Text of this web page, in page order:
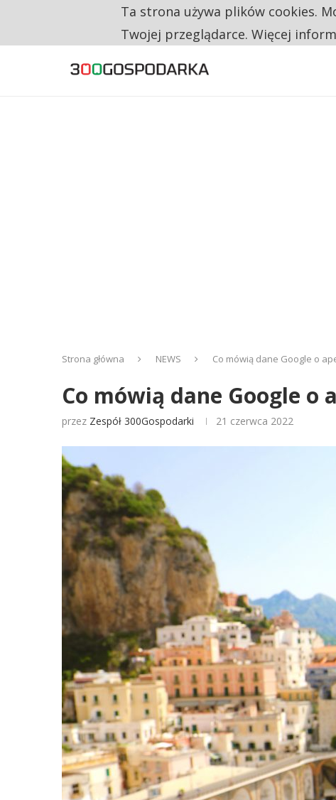
RESTRYKCJE CHIN UDERZAJĄ W EUROPEJSKI
Strona główna NEWS Co mówią dane Google o
Co mówią dane Google o
przez Zespół 300Gospodarki 21 czerwca 2022
Ta strona używa plików cookies.
Twojej przeglądarce. Więcej